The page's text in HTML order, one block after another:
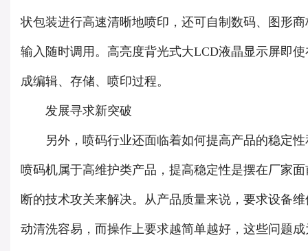
状包装进行高速清晰地喷印，还可自制数码、图形
输入随时调用。高亮度背光式大LCD液晶显示屏即
成编辑、存储、喷印过程。
发展寻求新突破
另外，喷码行业还面临着如何提高产品的稳定性
喷码机属于高维护类产品，提高稳定性是摆在厂家
断的技术攻关来解决。从产品质量来说，要求设备
动清洗容易，而操作上要求越简单越好，这些问题